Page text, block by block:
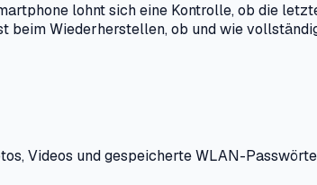
lohnt sich eine Kontrolle, ob die
Wiederherstellen, ob und wie
Videos und gespeicherte WLAN-